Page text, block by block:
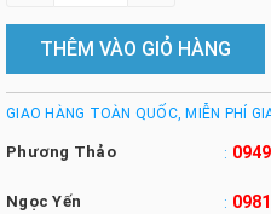
THÊM VÀO GIỎ HÀNG
GIAO HÀNG TOÀN QUỐC, MIỄN PHÍ
Phương Thảo :
Ngọc Yến :